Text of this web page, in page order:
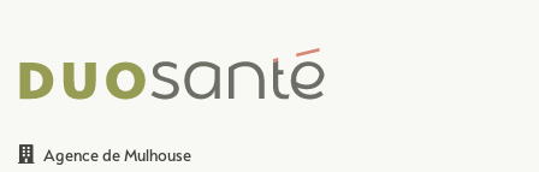
Agence de Mulhouse